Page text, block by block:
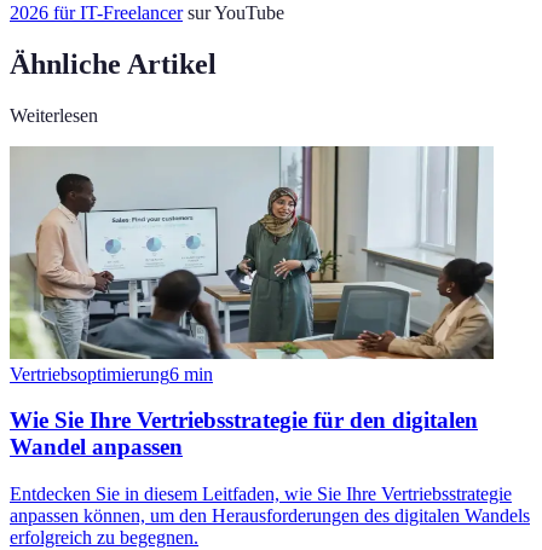
2026 für IT-Freelancersur YouTube
Ähnliche Artikel
Weiterlesen
Vertriebsoptimierung6 min
Wie Sie Ihre Vertriebsstrategie für den digitalen
Wandel anpassen
Entdecken Sie in diesem Leitfaden, wie Sie Ihre Vertriebsstrategie
anpassen können, um den Herausforderungen des digitalen Wandels
erfolgreich zu begegnen.